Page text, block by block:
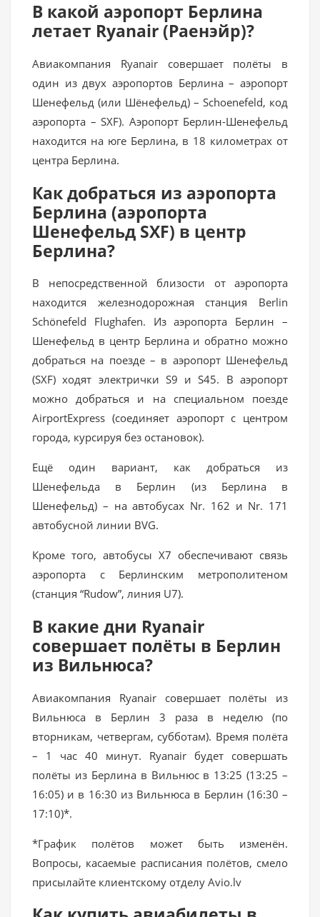
В какой аэропорт Берлина
летает Ryanair (Раенэйр)?
Авиакомпания Ryanair совершает полёты в
один из двух аэропортов Берлина – аэропорт
Шенефельд (или Шёнефельд) – Schoenefeld, код
аэропорта – SXF). Аэропорт Берлин-Шенефельд
находится на юге Берлина, в 18 километрах от
центра Берлина.
Как добраться из аэропорта
Берлина (аэропорта
Шенефельд SXF) в центр
Берлина?
В непосредственной близости от аэропорта
находится железнодорожная станция Berlin
Schönefeld Flughafen. Из аэропорта Берлин –
Шенефельд в центр Берлина и обратно можно
добраться на поезде – в аэропорт Шенефельд
(SXF) ходят электрички S9 и S45. В аэропорт
можно добраться и на специальном поезде
AirportExpress (соединяет аэропорт с центром
города, курсируя без остановок).
Ещё один вариант, как добраться из
Шенефельда в Берлин (из Берлина в
Шенефельд) – на автобусах Nr. 162 и Nr. 171
автобусной линии BVG.
Кроме того, автобусы X7 обеспечивают связь
аэропорта с Берлинским метрополитеном
(станция “Rudow”, линия U7).
В какие дни Ryanair
совершает полёты в Берлин
из Вильнюса?
Авиакомпания Ryanair совершает полёты из
Вильнюса в Берлин 3 раза в неделю (по
вторникам, четвергам, субботам). Время полёта
– 1 час 40 минут. Ryanair будет совершать
полёты из Берлина в Вильнюс в 13:25 (13:25 –
16:05) и в 16:30 из Вильнюса в Берлин (16:30 –
17:10)*.
*График полётов может быть изменён.
Вопросы, касаемые расписания полётов, смело
присылайте клиентскому отделу Avio.lv